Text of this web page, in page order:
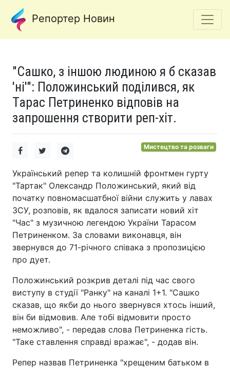
Репортер Новин
"Сашко, з іншою людиною я б сказав
'ні'": Положинський поділився, як
Тарас Петриненко відповів на
запрошення створити реп-хіт.
Мистецтво та розваги
Український репер та колишній фронтмен гурту
"Тартак" Олександр Положинський, який від
початку повномасшатбної війни служить у лавах
ЗСУ, розповів, як вдалося записати новий хіт
"Час" з музичною легендою України Тарасом
Петриненком. За словами виконавця, він
звернувся до 71-річного співака з пропозицією
про дует.
Положинський розкрив деталі під час свого
виступу в студії "Ранку" на каналі 1+1. "Сашко
сказав, що якби до нього звернувся хтось інший,
він би відмовив. Але тобі відмовити просто
неможливо", - передав слова Петриненка гість.
"Таке ставлення справді вражає", - додав він.
Репер назвав Петриненка "хрещеним батьком в